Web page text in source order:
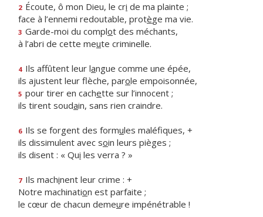
2 Écoute, ô mon Dieu, le cri de ma plainte ;
face à l’ennemi redoutable, protège ma vie.
3 Garde-moi du complot des méchants,
à l’abri de cette meute criminelle.
4 Ils affûtent leur langue comme une épée,
ils ajustent leur flèche, parole empoisonnée,
5 pour tirer en cachette sur l’innocent ;
ils tirent soudain, sans rien craindre.
6 Ils se forgent des formules maléfiques, +
ils dissimulent avec soin leurs pièges ;
ils disent : « Qui les verra ? »
7 Ils machinent leur crime : +
Notre machination est parfaite ;
le cœur de chacun demeure impénétrable !